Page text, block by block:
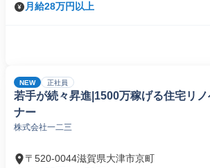
月給28万円以上
NEW 正社員
若手が続々昇進|1500万稼げる住宅リ
ナー
株式会社一二三
〒520-0044滋賀県大津市京町